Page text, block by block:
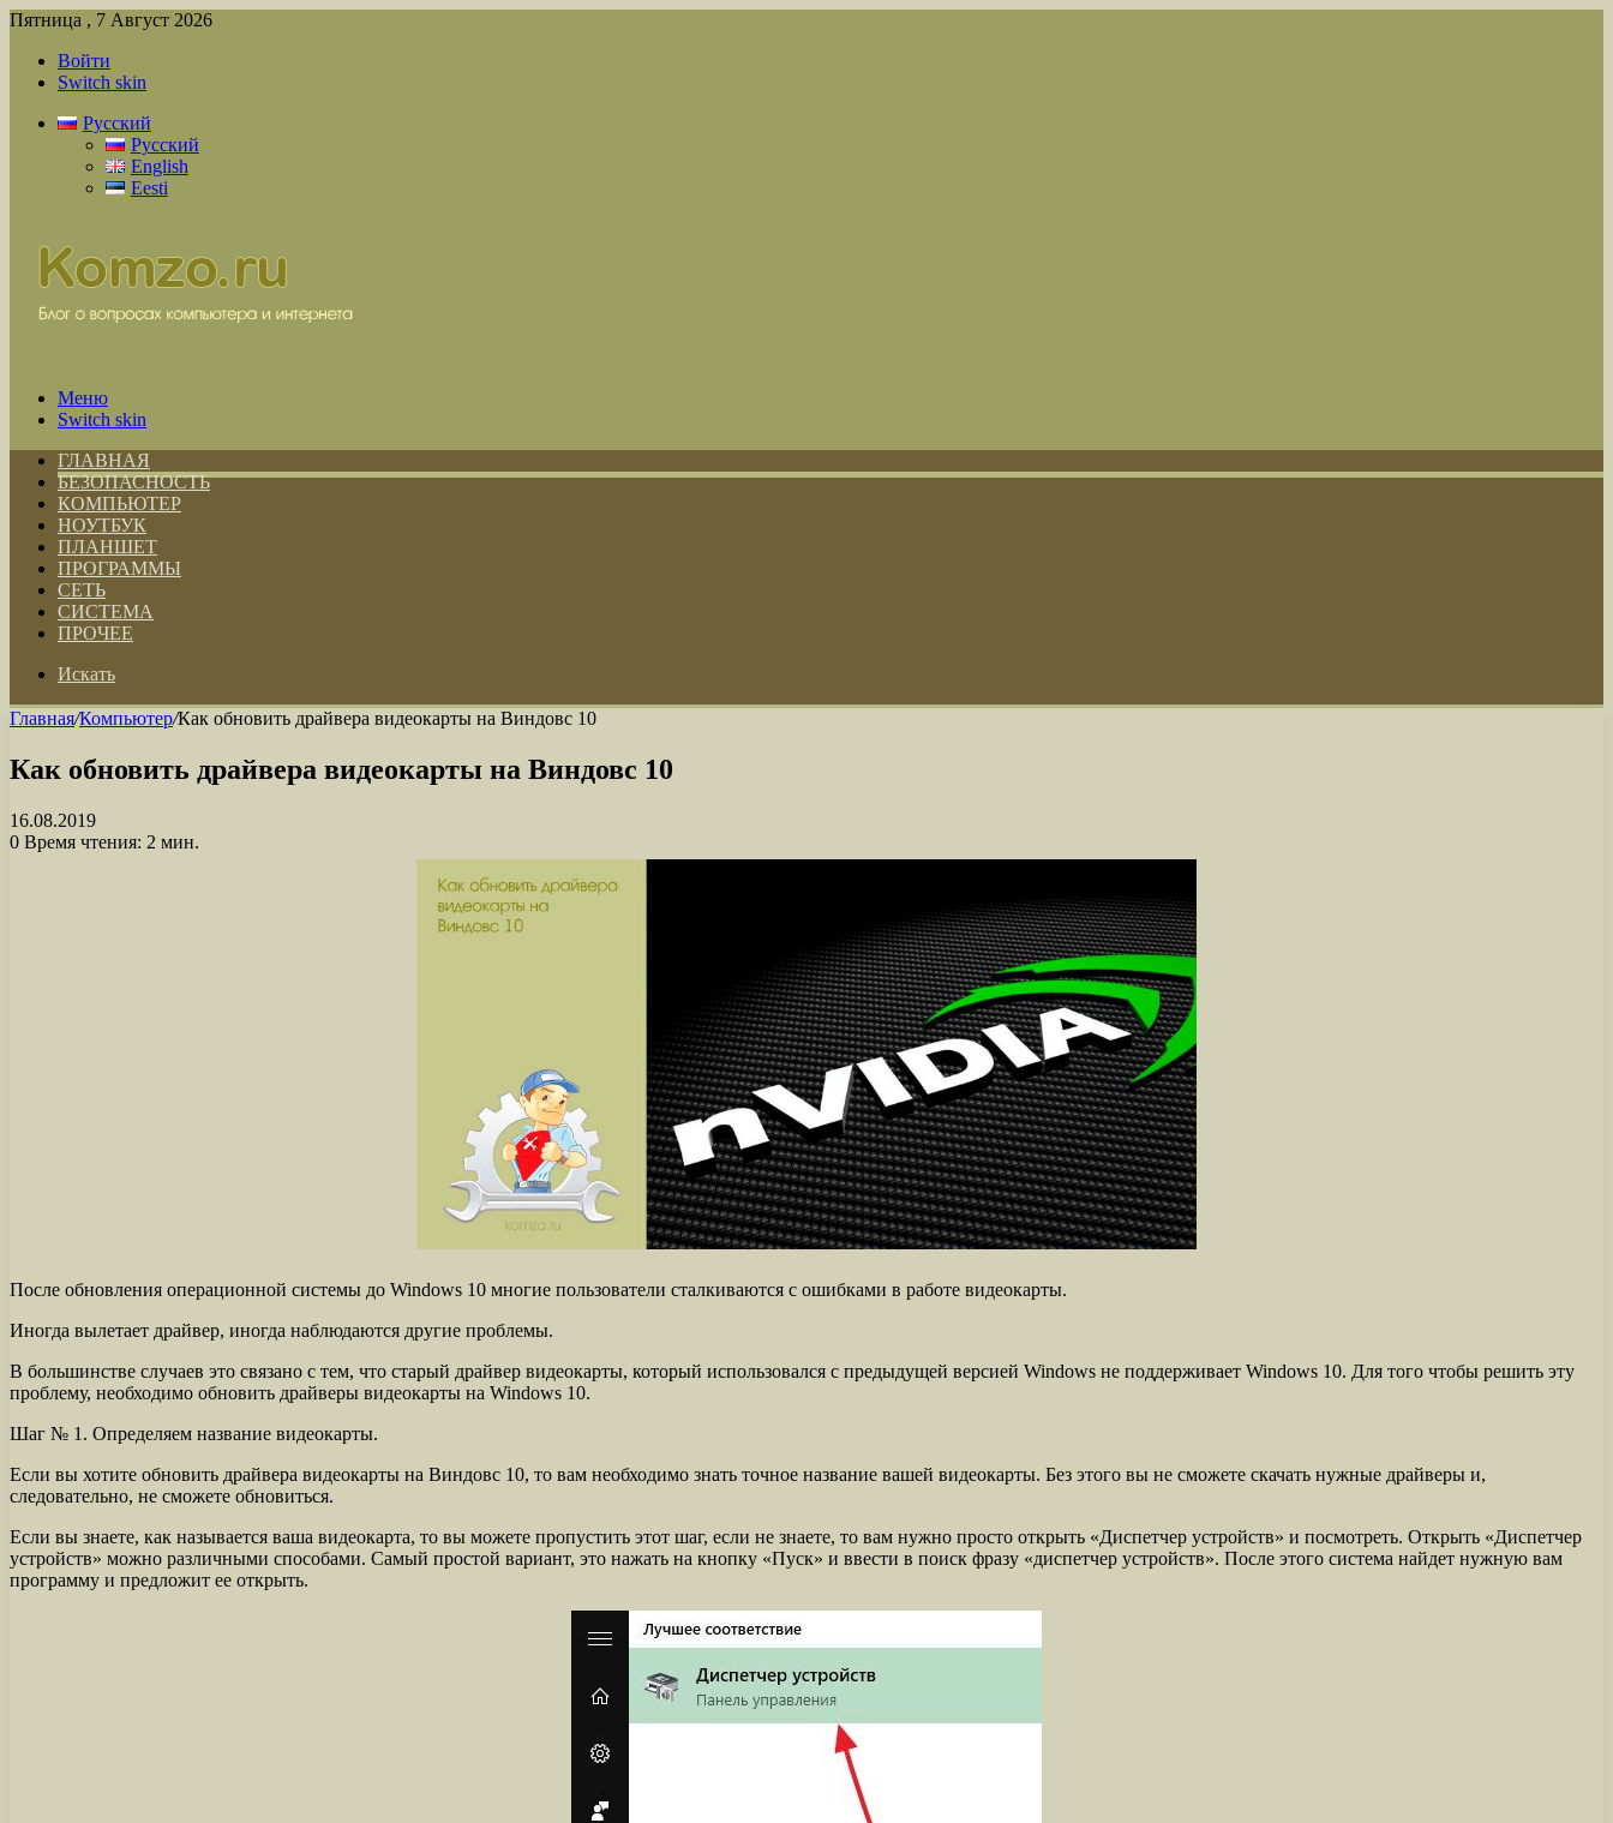
Пятница , 7 Август 2026
Войти
Switch skin
Русский
Русский
English
Eesti
Меню
Switch skin
ГЛАВНАЯ
БЕЗОПАСНОСТЬ
КОМПЬЮТЕР
НОУТБУК
ПЛАНШЕТ
ПРОГРАММЫ
СЕТЬ
СИСТЕМА
ПРОЧЕЕ
Искать
Главная/Компьютер/Как обновить драйвера видеокарты на Виндовс 10
Как обновить драйвера видеокарты на Виндовс 10
16.08.2019
0 Время чтения: 2 мин.
После обновления операционной системы до Windows 10 многие пользователи сталкиваются с ошибками в работе видеокарты.
Иногда вылетает драйвер, иногда наблюдаются другие проблемы.
В большинстве случаев это связано с тем, что старый драйвер видеокарты, который использовался с предыдущей версией Windows не поддерживает Windows 10. Для того чтобы решить эту
проблему, необходимо обновить драйверы видеокарты на Windows 10.
Шаг № 1. Определяем название видеокарты.
Если вы хотите обновить драйвера видеокарты на Виндовс 10, то вам необходимо знать точное название вашей видеокарты. Без этого вы не сможете скачать нужные драйверы и,
следовательно, не сможете обновиться.
Если вы знаете, как называется ваша видеокарта, то вы можете пропустить этот шаг, если не знаете, то вам нужно просто открыть «Диспетчер устройств» и посмотреть. Открыть «Диспетчер
устройств» можно различными способами. Самый простой вариант, это нажать на кнопку «Пуск» и ввести в поиск фразу «диспетчер устройств». После этого система найдет нужную вам
программу и предложит ее открыть.